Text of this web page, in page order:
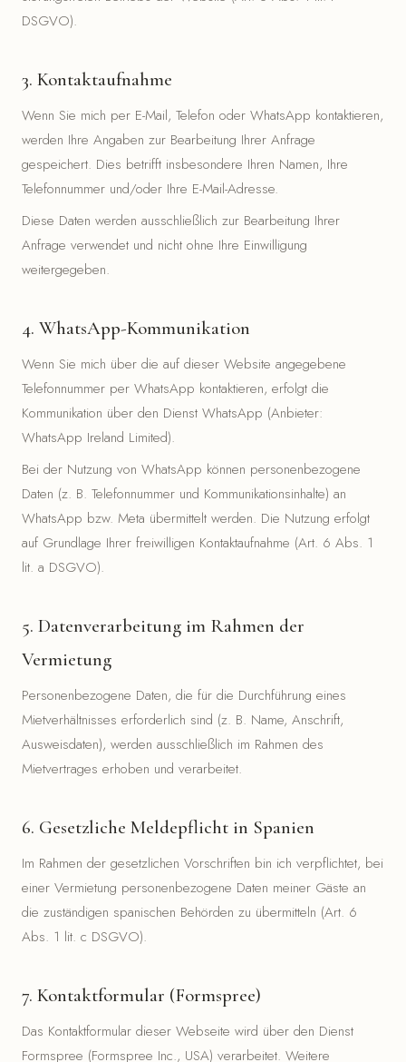
DSGVO).
3. Kontaktaufnahme
Wenn Sie mich per E-Mail, Telefon oder WhatsApp kontaktieren,
werden Ihre Angaben zur Bearbeitung Ihrer Anfrage
gespeichert. Dies betrifft insbesondere Ihren Namen, Ihre
Telefonnummer und/oder Ihre E-Mail-Adresse.
Diese Daten werden ausschließlich zur Bearbeitung Ihrer
Anfrage verwendet und nicht ohne Ihre Einwilligung
weitergegeben.
4. WhatsApp-Kommunikation
Wenn Sie mich über die auf dieser Website angegebene
Telefonnummer per WhatsApp kontaktieren, erfolgt die
Kommunikation über den Dienst WhatsApp (Anbieter:
WhatsApp Ireland Limited).
Bei der Nutzung von WhatsApp können personenbezogene
Daten (z. B. Telefonnummer und Kommunikationsinhalte) an
WhatsApp bzw. Meta übermittelt werden. Die Nutzung erfolgt
auf Grundlage Ihrer freiwilligen Kontaktaufnahme (Art. 6 Abs. 1
lit. a DSGVO).
5. Datenverarbeitung im Rahmen der
Vermietung
Personenbezogene Daten, die für die Durchführung eines
Mietverhältnisses erforderlich sind (z. B. Name, Anschrift,
Ausweisdaten), werden ausschließlich im Rahmen des
Mietvertrages erhoben und verarbeitet.
6. Gesetzliche Meldepflicht in Spanien
Im Rahmen der gesetzlichen Vorschriften bin ich verpflichtet, bei
einer Vermietung personenbezogene Daten meiner Gäste an
die zuständigen spanischen Behörden zu übermitteln (Art. 6
Abs. 1 lit. c DSGVO).
7. Kontaktformular (Formspree)
Das Kontaktformular dieser Webseite wird über den Dienst
Formspree (Formspree Inc., USA) verarbeitet. Weitere